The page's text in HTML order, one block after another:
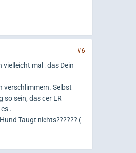
#6
vielleicht mal , das Dein
verschlimmern. Selbst
so sein, das der LR
.
Taugt nichts?????? (